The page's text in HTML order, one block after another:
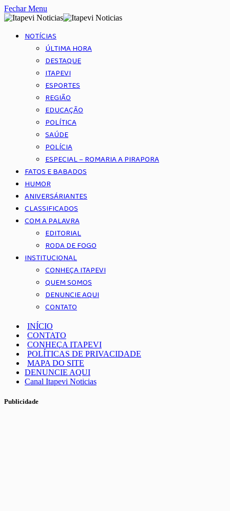
Fechar Menu
NOTÍCIAS
ÚLTIMA HORA
DESTAQUE
ITAPEVI
ESPORTES
REGIÃO
EDUCAÇÃO
POLÍTICA
SAÚDE
POLÍCIA
ESPECIAL – ROMARIA A PIRAPORA
FATOS E BABADOS
HUMOR
ANIVERSÁRIANTES
CLASSIFICADOS
COM A PALAVRA
EDITORIAL
RODA DE FOGO
INSTITUCIONAL
CONHEÇA ITAPEVI
QUEM SOMOS
DENUNCIE AQUI
CONTATO
INÍCIO
CONTATO
CONHEÇA ITAPEVI
POLÍTICAS DE PRIVACIDADE
MAPA DO SITE
DENUNCIE AQUI
Canal Itapevi Noticias
Publicidade